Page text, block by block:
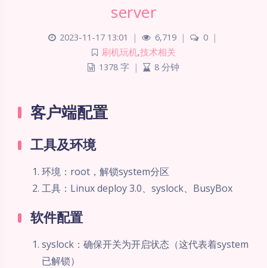
server
2023-11-17 13:01 | 6,719 | 0
|
刷机玩机,技术相关
1378 字 | 8 分钟
客户端配置
工具及环境
环境：root，解锁system分区
工具：Linux deploy 3.0、syslock、BusyBox
软件配置
syslock：确保开关为开启状态（这代表着system
已解锁）